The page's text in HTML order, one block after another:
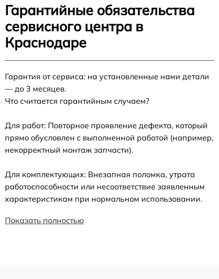
Гарантийные обязательства
сервисного центра в
Краснодаре
Гарантия от сервиса: на установленные нами детали
— до 3 месяцев.
Что считается гарантийным случаем?
Для работ: Повторное проявление дефекта, который
прямо обусловлен с выполненной работой (например,
некорректный монтаж запчасти).
Для комплектующих: Внезапная поломка, утрата
работоспособности или несоответствие заявленным
характеристикам при нормальном использовании.
Показать полностью